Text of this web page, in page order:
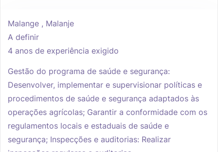
Malange , Malanje
A definir
4 anos de experiência exigido
Gestão do programa de saúde e segurança:
Desenvolver, implementar e supervisionar políticas e
procedimentos de saúde e segurança adaptados às
operações agrícolas; Garantir a conformidade com os
regulamentos locais e estaduais de saúde e
segurança; Inspecções e auditorias: Realizar